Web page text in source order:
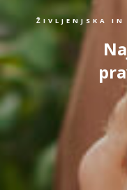
ŽIVLJENJSKA IN